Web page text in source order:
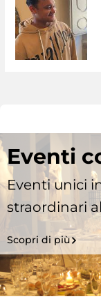
Eventi
Eventi unici
straordinari
Scopri di più